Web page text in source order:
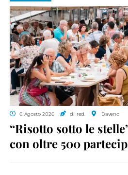
6 Agosto 2026 di red. Baveno
“Risotto sotto le
con oltre 500